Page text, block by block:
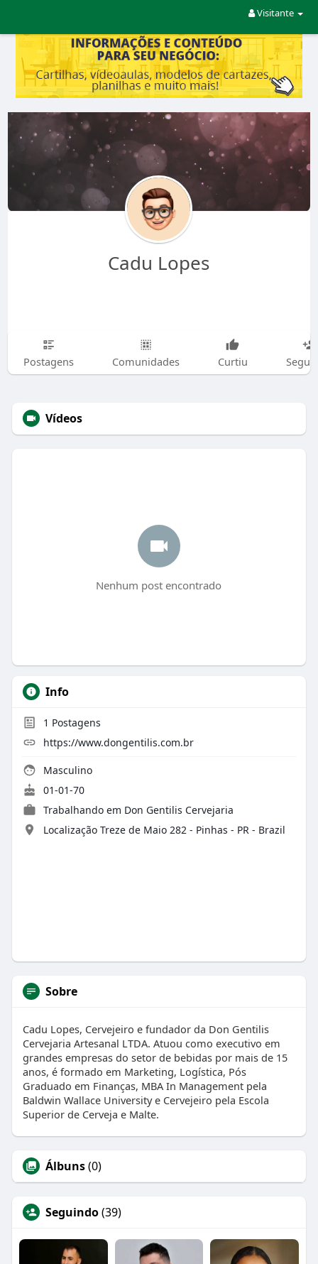
Visitante
Cadu Lopes
Postagens Comunidades Curtiu
Vídeos
Nenhum post encontrado
Info
1 Postagens
https://www.dongentilis.com.br
Masculino
01-01-70
Trabalhando em Don Gentilis Cervejaria
Localização Treze de Maio 282 - Pinhas - PR - Brazil
Sobre
Cadu Lopes, Cervejeiro e fundador da Don Gentilis
Cervejaria Artesanal LTDA. Atuou como executivo em
grandes empresas do setor de bebidas por mais de 15
anos, é formado em Marketing, Logística, Pós
Graduado em Finanças, MBA In Management pela
Baldwin Wallace University e Cervejeiro pela Escola
Superior de Cerveja e Malte.
Álbuns(0)
Seguindo(39)